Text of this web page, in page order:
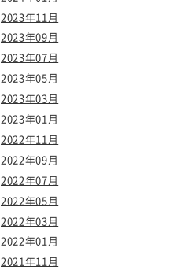
2023年11月
2023年09月
2023年07月
2023年05月
2023年03月
2023年01月
2022年11月
2022年09月
2022年07月
2022年05月
2022年03月
2022年01月
2021年11月